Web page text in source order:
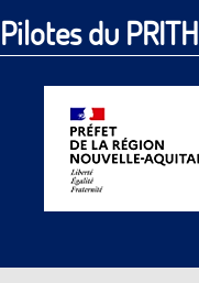
Pilotes du PRITH